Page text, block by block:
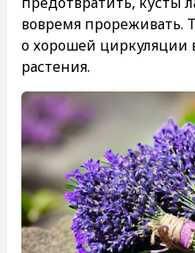
вовремя прореживать.
о хорошей циркуляции
растения.